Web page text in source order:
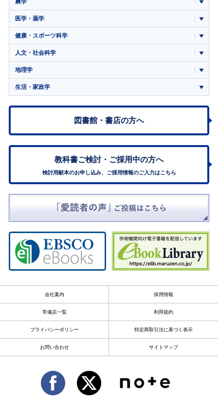
農学
医学・薬学
健康・スポーツ科学
人文・社会科学
地理学
生活・家政学
図書館・書店の方へ
教科書ご検討・ ご採用中の方へ
検討用献本のお申し込み、ご採用情報のご入力はこちら
会社案内 採用情報
常備店一覧 利用規約
プライバシーポリシー 特定商取引法に基づく表示
お問い合わせ サイトマップ